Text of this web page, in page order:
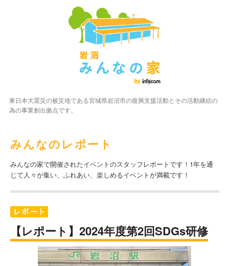
東日本大震災の被災地である宮城県岩沼市の復興支援活動とその活動継続の
為の事業創出拠点です。
みんなのレポート
みんなの家で開催されたイベントのスタッフレポートです！1年を通
じて人々が集い、ふれあい、楽しめるイベントが満載です！
【レポート】2024年度第2回SDGs研修